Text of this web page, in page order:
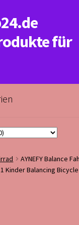
für
AYNEFY Balance
Kinder Balancing